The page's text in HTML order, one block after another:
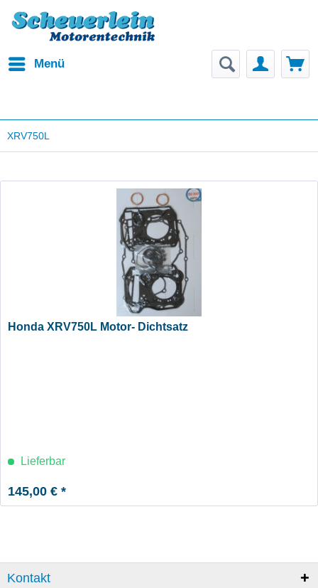
Menü
XRV750L
Honda XRV750L Motor- Dichtsatz
Lieferbar
145,00 € *
Kontakt